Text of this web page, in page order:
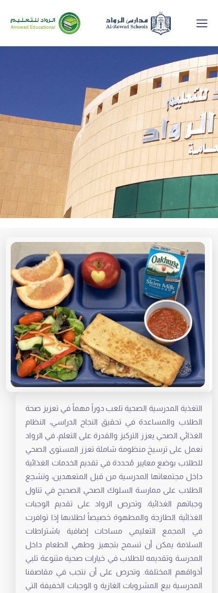
التغذية المدرسية الصحية تلعب دوراً مهماً في تعزيز صحة
الطلاب والمساعدة في تحقيق النجاح الدراسي، النظام
الغذائي الصحي يعزز التركيز والقدرة على التعلم، في الرواد
نعمل على ترسيخ منظومة شاملة تعزز المستوى الصحي
للطلاب بوضع معايير مُحددة في تقديم الخدمات الغذائية
داخل مجتمعاتها المدرسية من قبل المتعهدين، وتشجع
الطلاب على ممارسة السلوك الصحي الصحيح في تناول
وجباتهم الغذائية. وتحرص الرواد على تقديم الوجبات
الغذائية الطازجة والمطهوة خصيصاً لطلابها إذا توافرت
في المجمع التعليمي مساحات إضافية باشتراطات
السلامة يمكن أن تسمح بتجهيز وطهي الطعام داخل
المدرسة وتقديمه للطلاب في خيارات صحية متنوعة تلبي
أذواقهم المختلفة. وتحرص على أن نتجب في مقاصفنا
المدرسية بيع المشروبات الغازية و الوجبات الخفيفة التي